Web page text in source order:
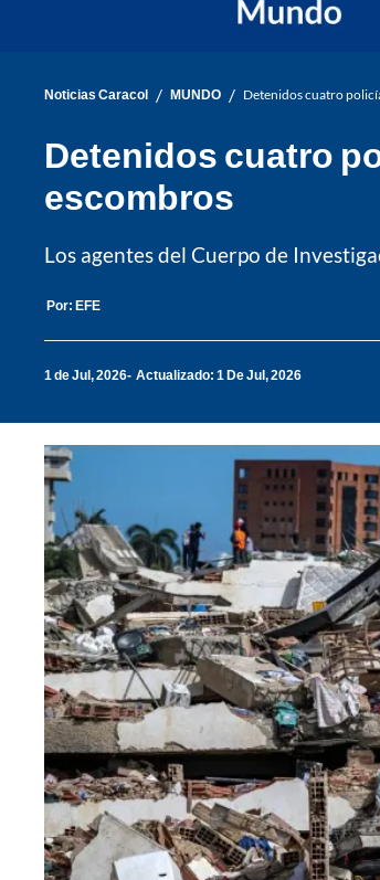
Noticias Caracol / MUNDO / Detenidos cuatro
Detenidos cuatro
escombros
Los agentes del Cuerpo de
Por: EFE
1 de Jul, 2026 Actualizado: 1 De Jul, 2026